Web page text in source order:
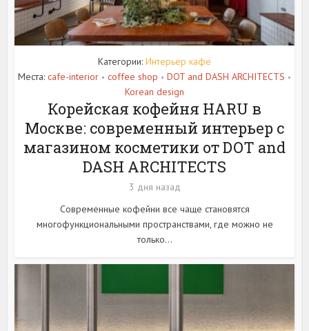
Категории: Интерьер кафе
Места: cafe-interior • coffee shop • DOT and DASH ARCHITECTS •
Korean design
Корейская кофейня HARU в
Москве: современный интерьер с
магазином косметики от DOT and
DASH ARCHITECTS
3 дня назад
Современные кофейни все чаще становятся
многофункциональными пространствами, где можно не
только...